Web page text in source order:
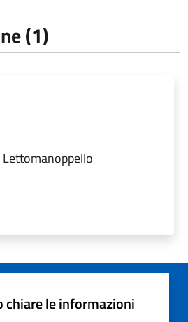
(1)
chiare le informazioni